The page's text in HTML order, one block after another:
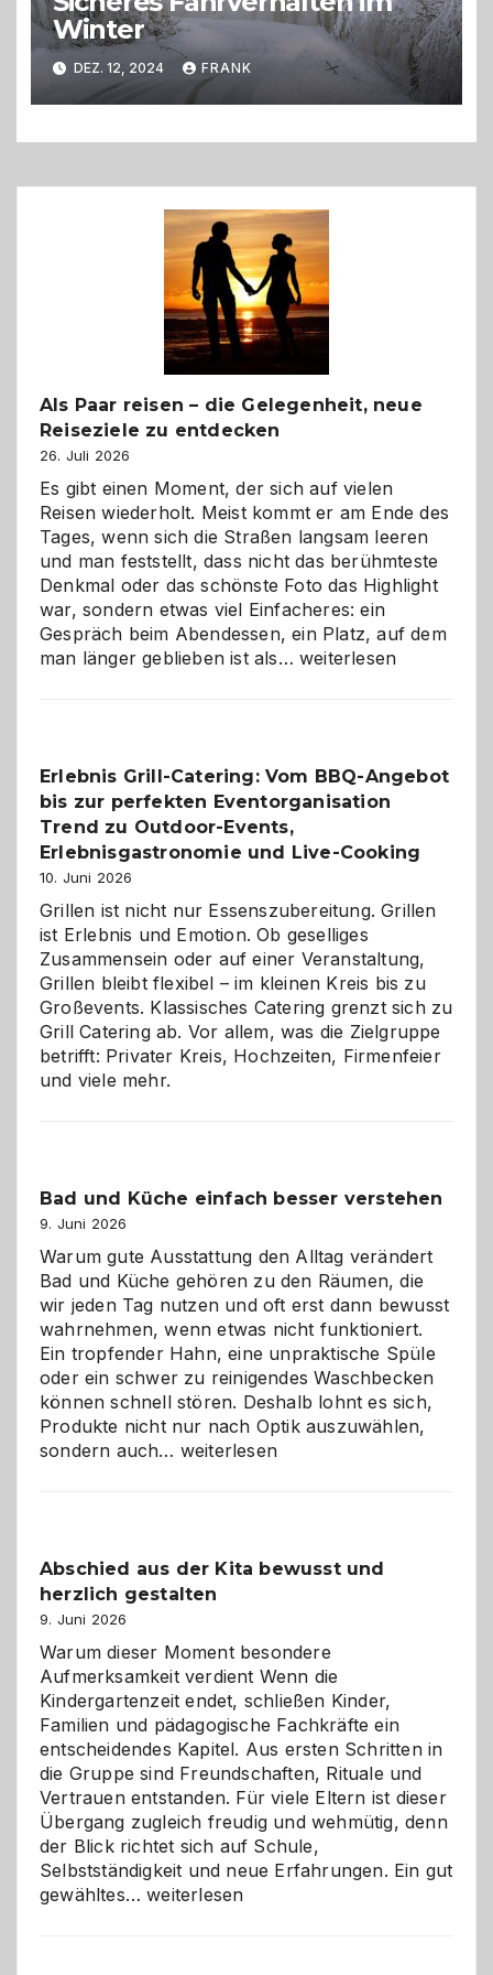
Winter
DEZ. 12, 2024 FRANK
Als Paar reisen – die Gelegenheit, neue
Reiseziele zu entdecken
26. Juli 2026
Es gibt einen Moment, der sich auf vielen
Reisen wiederholt. Meist kommt er am Ende des
Tages, wenn sich die Straßen langsam leeren
und man feststellt, dass nicht das berühmteste
Denkmal oder das schönste Foto das Highlight
war, sondern etwas viel Einfacheres: ein
Gespräch beim Abendessen, ein Platz, auf dem
man länger geblieben ist als… Als
Gelegenheit,
neue
zu
weiterlesen
Erlebnis Grill-Catering: Vom BBQ-Angebot
bis zur perfekten Eventorganisation
Trend zu Outdoor-Events,
Erlebnisgastronomie und Live-Cooking
10. Juni 2026
Grillen ist nicht nur Essenszubereitung. Grillen
ist Erlebnis und Emotion. Ob geselliges
Zusammensein oder auf einer Veranstaltung,
Grillen bleibt flexibel – im kleinen Kreis bis zu
Großevents. Klassisches Catering grenzt sich zu
Grill Catering ab. Vor allem, was die Zielgruppe
betrifft: Privater Kreis, Hochzeiten, Firmenfeier
und viele mehr.
Bad und Küche einfach besser verstehen
9. Juni 2026
Warum gute Ausstattung den Alltag verändert
Bad und Küche gehören zu den Räumen, die
wir jeden Tag nutzen und oft erst dann bewusst
wahrnehmen, wenn etwas nicht funktioniert.
Ein tropfender Hahn, eine unpraktische Spüle
oder ein schwer zu reinigendes Waschbecken
können schnell stören. Deshalb lohnt es sich,
Produkte nicht nur nach Optik auszuwählen,
sondern auch… Bad
verstehen
weiterlesen
Abschied aus der Kita bewusst und
herzlich gestalten
9. Juni 2026
Warum dieser Moment besondere
Aufmerksamkeit verdient Wenn die
Kindergartenzeit endet, schließen Kinder,
Familien und pädagogische Fachkräfte ein
entscheidendes Kapitel. Aus ersten Schritten in
die Gruppe sind Freundschaften, Rituale und
Vertrauen entstanden. Für viele Eltern ist dieser
Übergang zugleich freudig und wehmütig, denn
der Blick richtet sich auf Schule,
Selbstständigkeit und neue Erfahrungen. Ein gut
gewähltes…Abschied
weiterlesen